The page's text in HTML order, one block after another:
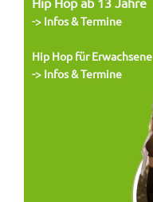
-> Infos &Termine
Hip Hop für Erwachsene
-> Infos &Termine